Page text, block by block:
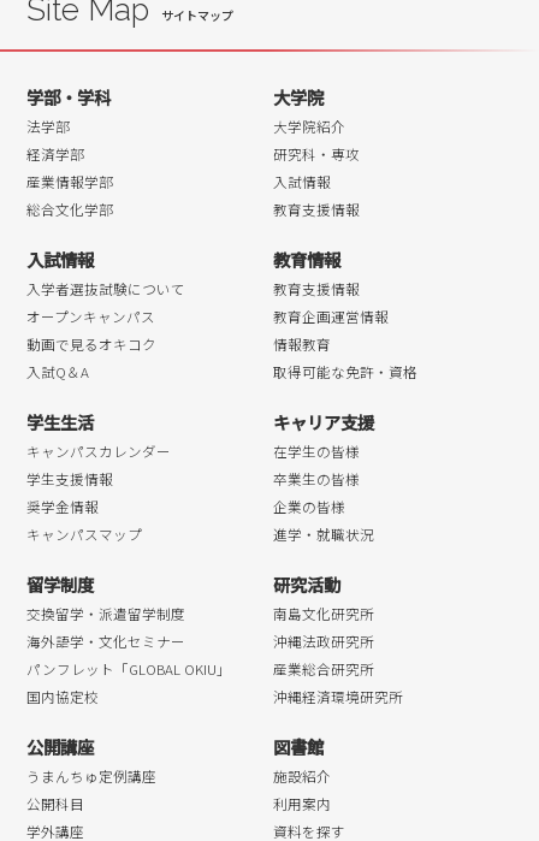
Site Map
学部・学科
法学部
経済学部
産業情報学部
総合文化学部
大学院
大学院紹介
研究科・専攻
入試情報
教育支援情報
入試情報
入学者選抜試験について
オープンキャンパス
動画で見るオキコク
入試Q＆A
教育情報
教育支援情報
教育企画運営情報
情報教育
取得可能な免許・資格
学生生活
キャンパスカレンダー
学生支援情報
奨学金情報
キャンパスマップ
キャリア支援
在学生の皆様
卒業生の皆様
企業の皆様
進学・就職状況
留学制度
交換留学・派遣留学制度
海外語学・文化セミナー
パンフレット「GLOBAL OKIU」
国内協定校
研究活動
南島文化研究所
沖縄法政研究所
産業総合研究所
沖縄経済環境研究所
公開講座
うまんちゅ定例講座
公開科目
学外講座
図書館
施設紹介
利用案内
資料を探す